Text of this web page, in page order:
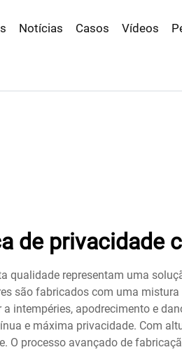
Notícias Casos Vídeos
de privacidade
qualidade representam uma
são fabricados com uma
intempéries, apodrecimento e
e máxima privacidade. Com
O processo avançado de